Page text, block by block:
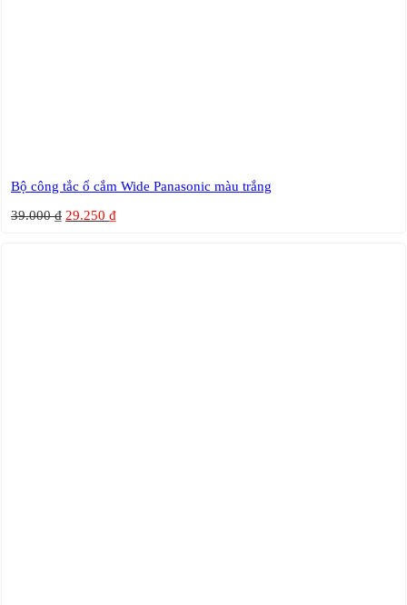
Bộ công tắc ổ cắm Wide Panasonic màu trắng
39.000₫ 29.250 ₫